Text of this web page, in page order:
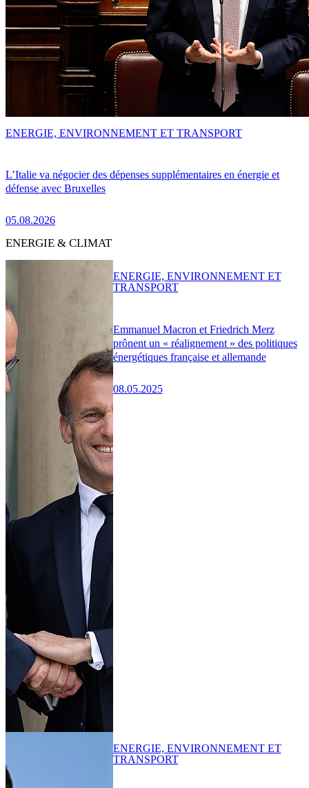
L’Italie va négocier des dépenses supplémentaires en énergie et
défense avec Bruxelles
05.08.2026
ENERGIE, ENVIRONNEMENT ET TRANSPORT
ENERGIE & CLIMAT
Emmanuel Macron et Friedrich Merz
prônent un « réalignement » des politiques
énergétiques française et allemande
08.05.2025
ENERGIE, ENVIRONNEMENT ET
TRANSPORT
ENERGIE, ENVIRONNEMENT ET
TRANSPORT